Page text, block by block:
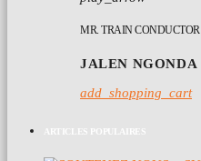
MR. TRAIN CONDUCTOR
JALEN NGONDA
add_shopping_cart
ARTICLES POPULAIRES